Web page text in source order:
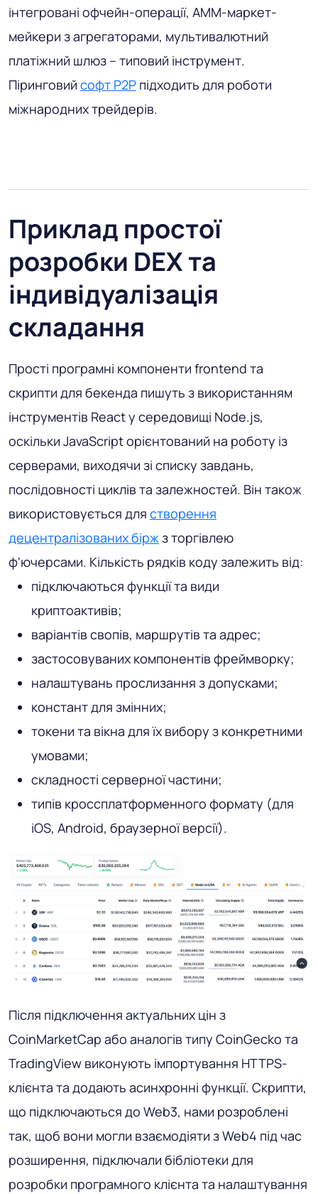
інтегровані офчейн-операції, AMM-маркет-
мейкери з агрегаторами, мультивалютний
платіжний шлюз – типовий інструмент.
Піринговий софт P2P підходить для роботи
міжнародних трейдерів.
Приклад простої
розробки DEX та
індивідуалізація
складання
Прості програмні компоненти frontend та
скрипти для бекенда пишуть з використанням
інструментів React у середовищі Node.js,
оскільки JavaScript орієнтований на роботу із
серверами, виходячи зі списку завдань,
послідовності циклів та залежностей. Він також
використовується для створення
децентралізованих бірж з торгівлею
ф'ючерсами. Кількість рядків коду залежить від:
підключаються функції та види
криптоактивів;
варіантів свопів, маршрутів та адрес;
застосовуваних компонентів фреймворку;
налаштувань прослизання з допусками;
констант для змінних;
токени та вікна для їх вибору з конкретними
умовами;
складності серверної частини;
типів кроссплатформенного формату (для
iOS, Android, браузерної версії).
Після підключення актуальних цін з
CoinMarketCap або аналогів типу CoinGecko та
TradingView виконують імпортування HTTPS-
клієнта та додають асинхронні функції. Скрипти,
що підключаються до Web3, нами розроблені
так, щоб вони могли взаємодіяти з Web4 під час
розширення, підключали бібліотеки для
розробки програмного клієнта та налаштування